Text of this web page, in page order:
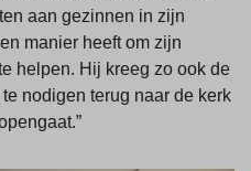
aan gezinnen in zijn
manier heeft om zijn
helpen. Hij kreeg zo ook de
nodigen terug naar de kerk